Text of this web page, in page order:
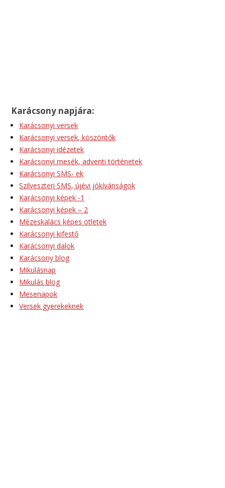
Karácsony napjára:
Karácsonyi versek
Karácsonyi versek, köszöntők
Karácsonyi idézetek
Karácsonyi mesék, adventi történetek
Karácsonyi SMS- ek
Szilveszteri SMS, újévi jókívánságok
Karácsonyi képek -1
Karácsonyi képek – 2
Mézeskalács képes ötletek
Karácsonyi kifestő
Karácsonyi dalok
Karácsony blog
Mikulásnap
Mikulás blog
Mesenapok
Versek gyerekeknek